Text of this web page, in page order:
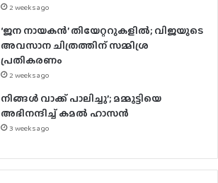
2 weeks ago
‘ജന നായകൻ’ തിയേറ്ററുകളിൽ; വിജയുടെ
അവസാന ചിത്രത്തിന് സമ്മിശ്ര
പ്രതികരണം
2 weeks ago
നിങ്ങൾ വാക്ക് പാലിച്ചു’; മമ്മൂട്ടിയെ
അഭിനന്ദിച്ച് കമൽ ഹാസൻ
3 weeks ago